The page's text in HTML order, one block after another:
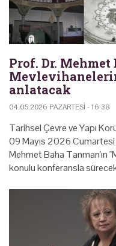
Prof. Dr. Mehmet
anlatacak
04.05.2026 PAZARTESI - 16:38
Tarihsel Çevre ve Yapı
09 Mayıs 2026
Mehmet Baha Tanman'ın
konulu konferansla